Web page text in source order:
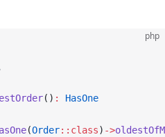
php
() :
HasOne
(Order::class) ->